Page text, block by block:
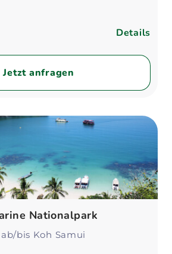
Details
Jetzt anfragen
Nationalpark
bis Koh Samui